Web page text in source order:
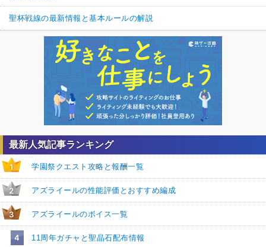
最新人気記事ランキング
1 学園祭クエスト攻略と報酬一覧
2 アズライールの性能評価とおすすめ編成
3 アズライールのボイス一覧
4 11周年ガチャと聖晶石配布情報
聖杯戦線の最新情報と基本ルールの解説